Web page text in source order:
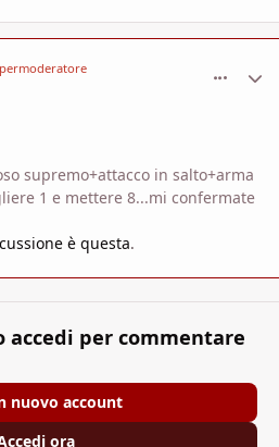
supremo+attacco in salto+arma
1 e mettere 8...mi confermate
è questa.
accedi per commentare
nuovo account
ora